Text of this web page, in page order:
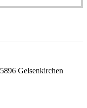
Gelsenkirchen